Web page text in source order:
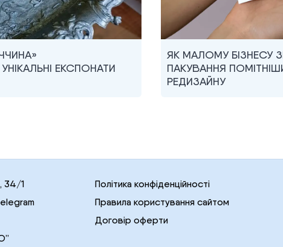
ЕКСПОНАТИ
ЯК МАЛОМУ БІЗНЕСУ
ПАКУВАННЯ
РЕДИЗАЙНУ
34/1
Політика конфіденційності
Правила користування сайтом
Договір оферти